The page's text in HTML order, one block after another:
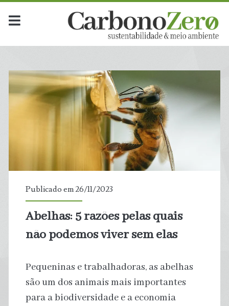
Publicado em 26/11/2023
Abelhas: 5 razões pelas quais
não podemos viver sem elas
Pequeninas e trabalhadoras, as abelhas
são um dos animais mais importantes
para a biodiversidade e a economia